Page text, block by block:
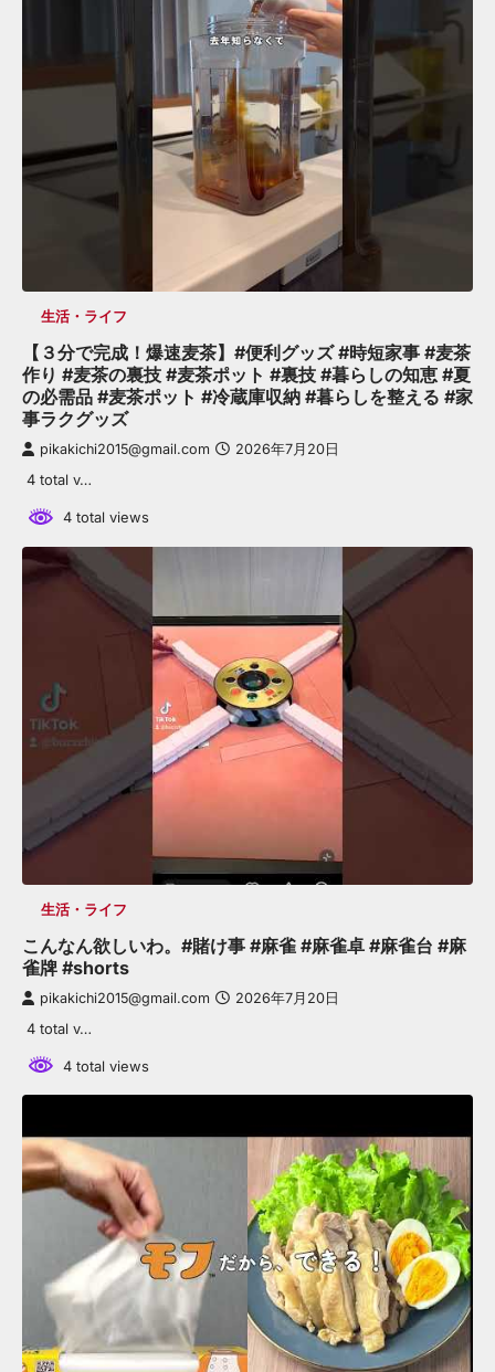
生活・ライフ
【３分で完成！爆速麦茶】#便利グッズ #時短家事 #麦茶
作り #麦茶の裏技 #麦茶ポット #裏技 #暮らしの知恵 #夏
の必需品 #麦茶ポット #冷蔵庫収納 #暮らしを整える #家
事ラクグッズ
pikakichi2015@gmail.com 2026年7月20日
4 total v…
4 total views
生活・ライフ
こんなん欲しいわ。#賭け事 #麻雀 #麻雀卓 #麻雀台 #麻
雀牌 #shorts
pikakichi2015@gmail.com 2026年7月20日
4 total v…
4 total views